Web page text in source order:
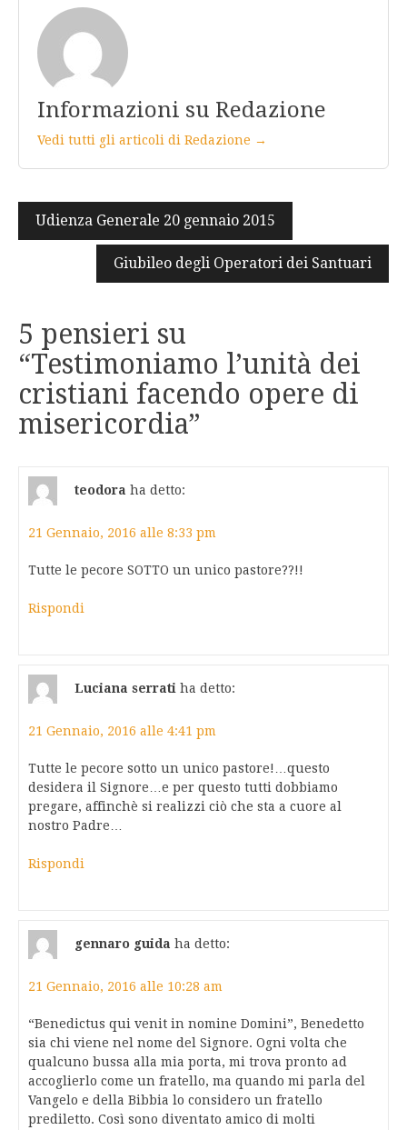
Informazioni su Redazione
Vedi tutti gli articoli di Redazione →
Navigazione
articoli
Udienza Generale 20 gennaio 2015
Giubileo degli Operatori dei Santuari
5 pensieri su
“Testimoniamo l’unità dei
cristiani facendo opere di
misericordia”
teodora ha detto:
21 Gennaio, 2016 alle 8:33 pm
Tutte le pecore SOTTO un unico pastore??!!
Rispondi
Luciana serrati ha detto:
21 Gennaio, 2016 alle 4:41 pm
Tutte le pecore sotto un unico pastore!…questo
desidera il Signore…e per questo tutti dobbiamo
pregare, affinchè si realizzi ciò che sta a cuore al
nostro Padre…
Rispondi
gennaro guida ha detto:
21 Gennaio, 2016 alle 10:28 am
“Benedictus qui venit in nomine Domini”, Benedetto
sia chi viene nel nome del Signore. Ogni volta che
qualcuno bussa alla mia porta, mi trova pronto ad
accoglierlo come un fratello, ma quando mi parla del
Vangelo e della Bibbia lo considero un fratello
prediletto. Così sono diventato amico di molti